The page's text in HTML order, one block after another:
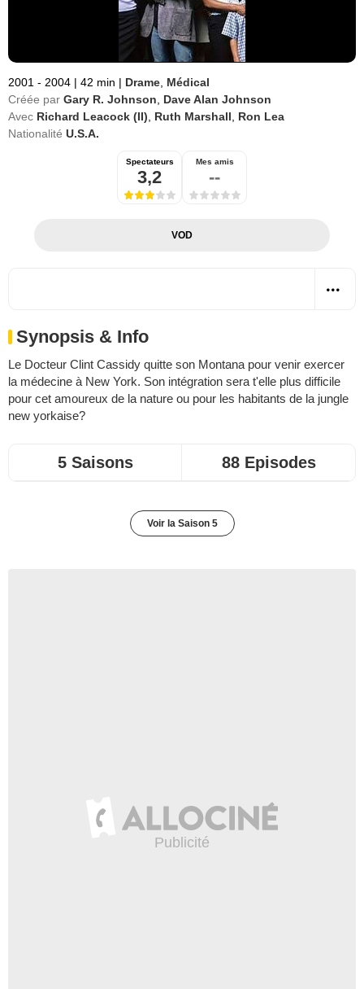
2001 - 2004 | 42 min | Drame Médical
Créée par Gary R. Johnson
Dave Alan Johnson
Avec Richard Leacock (II) Ruth Marshall
Ron Lea
Nationalité U.S.A.
Spectateurs
3,2
Mes amis
--
VOD
Synopsis & Info
Le Docteur Clint Cassidy quitte son Montana pour venir exercer
la médecine à New York. Son intégration sera t'elle plus difficile
pour cet amoureux de la nature ou pour les habitants de la jungle
new yorkaise?
5 Saisons 88 Episodes
Voir la Saison 5